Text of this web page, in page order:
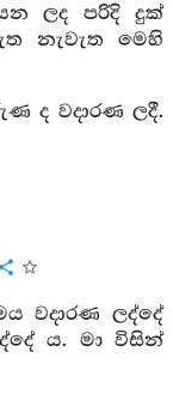
ලද පරිදි දුක්
නැවැත මෙහි
ද වදාරණ ලදී.
වදාරණ ලද්දේ
ය. මා විසින්